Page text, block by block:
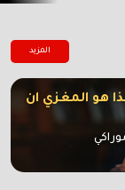
المزيد
هو المغزي ان